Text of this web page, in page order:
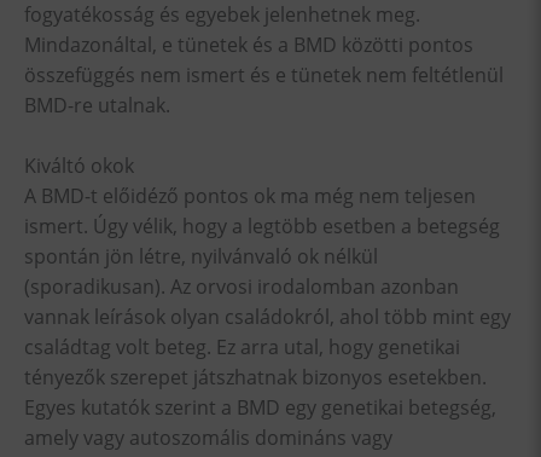
fogyatékosság és egyebek jelenhetnek meg.
Mindazonáltal, e tünetek és a BMD közötti pontos
összefüggés nem ismert és e tünetek nem feltétlenül
BMD-re utalnak.
Kiváltó okok
A BMD-t előidéző pontos ok ma még nem teljesen
ismert. Úgy vélik, hogy a legtöbb esetben a betegség
spontán jön létre, nyilvánvaló ok nélkül
(sporadikusan). Az orvosi irodalomban azonban
vannak leírások olyan családokról, ahol több mint egy
családtag volt beteg. Ez arra utal, hogy genetikai
tényezők szerepet játszhatnak bizonyos esetekben.
Egyes kutatók szerint a BMD egy genetikai betegség,
amely vagy autoszomális domináns vagy